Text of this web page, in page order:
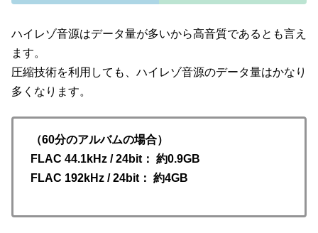
ハイレゾ音源はデータ量が多いから高音質であるとも言え
ます。
圧縮技術を利用しても、ハイレゾ音源のデータ量はかなり
多くなります。
（60分のアルバムの場合）
FLAC 44.1kHz / 24bit： 約0.9GB
FLAC 192kHz / 24bit： 約4GB